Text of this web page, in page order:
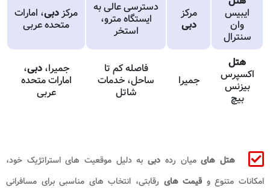
ایبیس
وان
سنترال
مرکز
دبی
دسترسی عالی به
ایستگاه مترو،
استخر
مرکز دبی، امارات
متحده عربی
هتل
اکسپرس
بیزنس
بیچ
جمیرا
فاصله کم تا
ساحل، خدمات
شاتل
جمیرا،دبی،
امارات متحده
عربی
هتل هایمیان رده دبی به دلیل موقعیت های استراتژیک خود،
امکانات متنوع وقیمت های رقابتی، انتخاب های مناسبی برای مسافرانی